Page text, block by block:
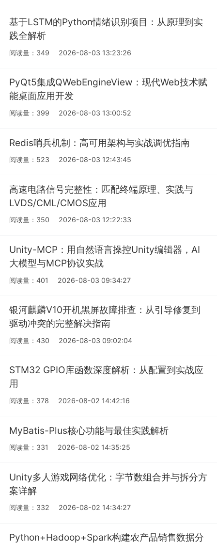
基于LSTM的Python情绪识别项目：从原理到实
践全解析
阅读量：349 2026-08-03 13:23:26
PyQt5集成QWebEngineView：现代Web技术赋
能桌面应用开发
阅读量：399 2026-08-03 13:00:52
Redis哨兵机制：高可用架构与实战调优指南
阅读量：523 2026-08-03 12:43:45
高速电路信号完整性：匹配终端原理、实践与
LVDS/CML/CMOS应用
阅读量：350 2026-08-03 12:22:33
Unity-MCP：用自然语言操控Unity编辑器，AI
大模型与MCP协议实战
阅读量：401 2026-08-03 09:34:27
银河麒麟V10开机黑屏故障排查：从引导修复到
驱动冲突的完整解决指南
阅读量：430 2026-08-03 09:02:04
STM32 GPIO库函数深度解析：从配置到实战应
用
阅读量：378 2026-08-02 14:42:16
MyBatis-Plus核心功能与最佳实践解析
阅读量：331 2026-08-02 14:35:25
Unity多人游戏网络优化：字节数组合并与拆分方
案详解
阅读量：332 2026-08-02 14:34:27
Python+Hadoop+Spark构建农产品销售数据分